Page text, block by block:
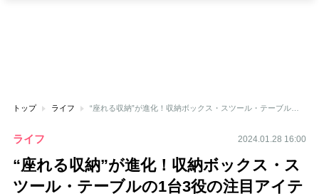
トップ ライフ “座れる収納”が進化！収納ボックス・スツール・テーブルの1台3役の注目アイテム
ライフ 2024.01.28 16:00
“座れる収納”が進化！収納ボックス・ス
ツール・テーブルの1台3役の注目アイテ